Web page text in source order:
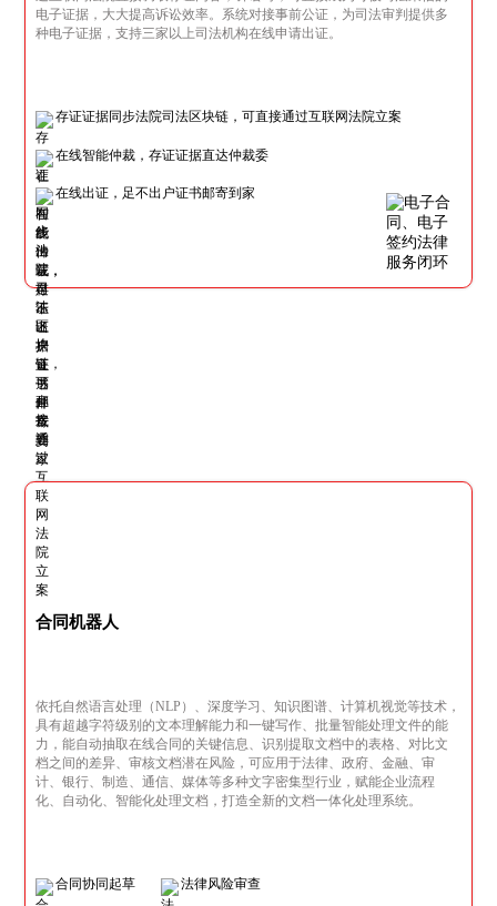
电子证据，大大提高诉讼效率。系统对接事前公证，为司法审判提供多
种电子证据，支持三家以上司法机构在线申请出证。
存证证据同步法院司法区块链，可直接通过互联网法院立案
在线智能仲裁，存证证据直达仲裁委
在线出证，足不出户证书邮寄到家
合同机器人
依托自然语言处理（NLP）、深度学习、知识图谱、计算机视觉等技术，
具有超越字符级别的文本理解能力和一键写作、批量智能处理文件的能
力，能自动抽取在线合同的关键信息、识别提取文档中的表格、对比文
档之间的差异、审核文档潜在风险，可应用于法律、政府、金融、审
计、银行、制造、通信、媒体等多种文字密集型行业，赋能企业流程
化、自动化、智能化处理文档，打造全新的文档一体化处理系统。
合同协同起草 法律风险审查